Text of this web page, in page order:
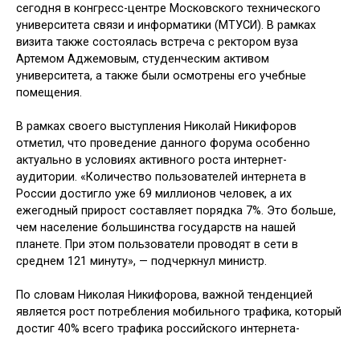
сегодня в конгресс-центре Московского технического
университета связи и информатики (МТУСИ). В рамках
визита также состоялась встреча с ректором вуза
Артемом Аджемовым, студенческим активом
университета, а также были осмотрены его учебные
помещения.
В рамках своего выступления Николай Никифоров
отметил, что проведение данного форума особенно
актуально в условиях активного роста интернет-
аудитории. «Количество пользователей интернета в
России достигло уже 69 миллионов человек, а их
ежегодный прирост составляет порядка 7%. Это больше,
чем население большинства государств на нашей
планете. При этом пользователи проводят в сети в
среднем 121 минуту», — подчеркнул министр.
По словам Николая Никифорова, важной тенденцией
является рост потребления мобильного трафика, который
достиг 40% всего трафика российского интернета-